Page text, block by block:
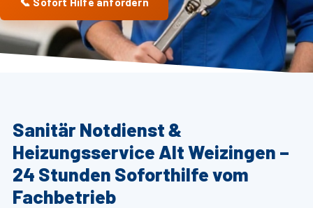
Sanitär Notdienst &
Heizungsservice Alt Weizingen –
24 Stunden Soforthilfe vom
Fachbetrieb